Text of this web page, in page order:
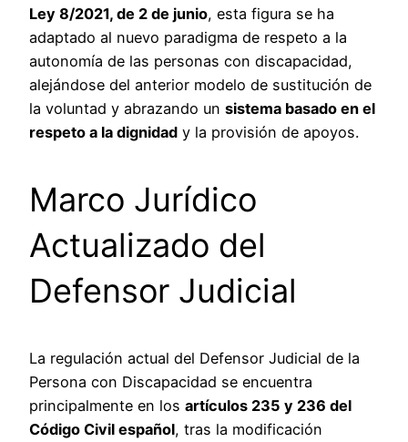
Ley 8/2021, de 2 de junio, esta figura se ha
adaptado al nuevo paradigma de respeto a la
autonomía de las personas con discapacidad,
alejándose del anterior modelo de sustitución de
la voluntad y abrazando un sistema basado en el
respeto a la dignidad y la provisión de apoyos.
Marco Jurídico
Actualizado del
Defensor Judicial
La regulación actual del Defensor Judicial de la
Persona con Discapacidad se encuentra
principalmente en los artículos 235 y 236 del
Código Civil español, tras la modificación